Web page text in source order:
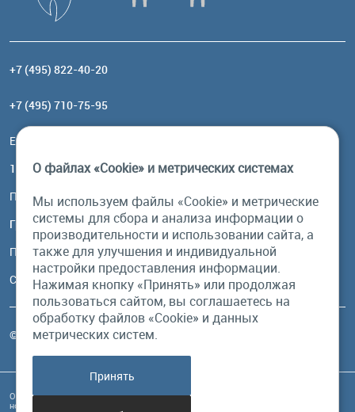
+7 (495) 822-40-20
+7 (495) 710-75-95
Email:
117485, Москва, ул. Профсоюзная, 84/32, корп 1
Посмотреть на карте
График работы
Пн-Пт: с 10:00 до 18:00
Сб, Вс: выходной
© Бурый Медведь MMXXVI. Все права защищены.
Обращаем Ваше внимание на то, что данный интернет-сайт и его содержимое
носит исключительно информационный характер и ни при каких условиях
О файлах «Cookie» и метрических системах
Мы используем файлы «Cookie» и метрические
системы для сбора и анализа информации о
производительности и использовании сайта, а
также для улучшения и индивидуальной
настройки предоставления информации.
Нажимая кнопку «Принять» или продолжая
пользоваться сайтом, вы соглашаетесь на
обработку файлов «Cookie» и данных
метрических систем.
Принять